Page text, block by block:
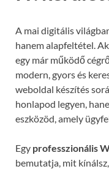
A mai digitális
hanem alapfeltétel.
egy már működő
modern, gyors és
weboldal készítés
honlapod legyen,
eszközöd, amely
Egy professzionális
bemutatja, mit